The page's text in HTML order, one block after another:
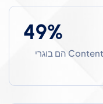
9
4 %
של עובדי ContentMaster הם בוגרי